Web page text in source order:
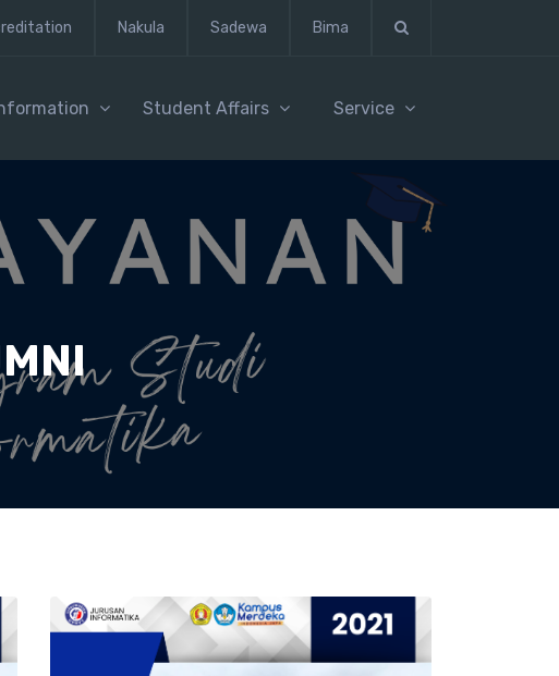
Nakula Sadewa Bima
Student Affairs Service